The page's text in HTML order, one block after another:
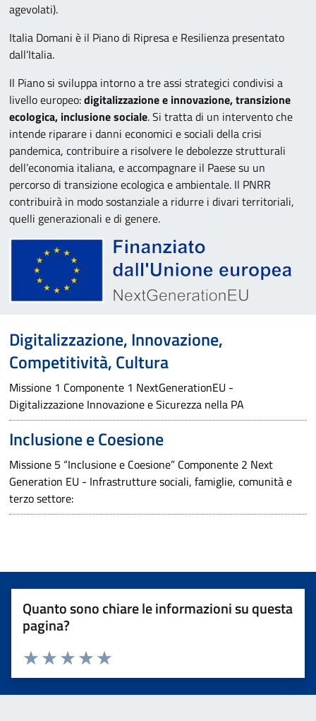
agevolati).
Italia Domani è il Piano di Ripresa e Resilienza presentato
dall’Italia.
Il Piano si sviluppa intorno a tre assi strategici condivisi a
livello europeo:digitalizzazione e innovazione, transizione
ecologica, inclusione sociale. Si tratta di un intervento che
intende riparare i danni economici e sociali della crisi
pandemica, contribuire a risolvere le debolezze strutturali
dell’economia italiana, e accompagnare il Paese su un
percorso di transizione ecologica e ambientale. Il PNRR
contribuirà in modo sostanziale a ridurre i divari territoriali,
quelli generazionali e di genere.
Digitalizzazione, Innovazione,
Competitività, Cultura
Missione 1 Componente 1 NextGenerationEU -
Digitalizzazione Innovazione e Sicurezza nella PA
Inclusione e Coesione
Missione 5 “Inclusione e Coesione” Componente 2 Next
Generation EU - Infrastrutture sociali, famiglie, comunità e
terzo settore:
Quanto sono chiare le informazioni su questa
pagina?
Valuta 5 stelle su 5
Valuta 4 stelle su 5
Valuta 3 stelle su 5
Valuta 2 stelle su 5
Valuta 1 stelle su 5